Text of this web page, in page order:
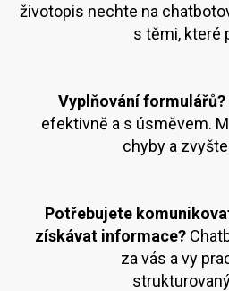
životopis nechte na
s těmi, které
Vyplňování formulářů?
efektivně a s úsměvem.
chyby a
Potřebujete
získávat informace?
za vás a vy